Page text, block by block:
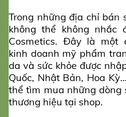
Trong những địa chỉ bán
không thể không nhắc
Cosmetics. Đây là một
kinh doanh mỹ phẩm
da và sức khỏe được
Quốc, Nhật Bản, Hoa
thể tìm mua những dòng
thương hiệu tại shop.